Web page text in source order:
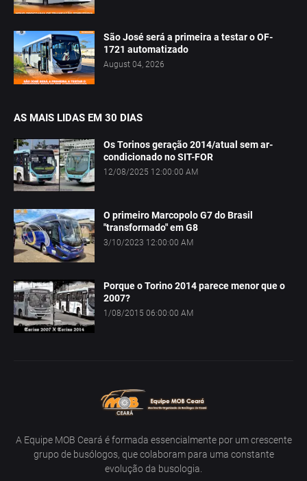
São José será a primeira a testar o OF-
1721 automatizado
August 04, 2026
AS MAIS LIDAS EM 30 DIAS
Os Torinos geração 2014/atual sem ar-
condicionado no SIT-FOR
12/08/2025 12:00:00 AM
O primeiro Marcopolo G7 do Brasil
"transformado" em G8
3/10/2023 12:00:00 AM
Porque o Torino 2014 parece menor que o
2007?
1/08/2015 06:00:00 AM
A Equipe MOB Ceará é formada essencialmente por um crescente
grupo de busólogos, que colaboram para uma constante
evolução da busologia.